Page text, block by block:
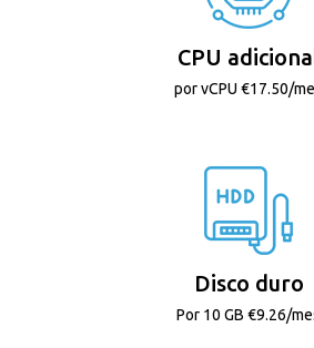
CPU
por vCPU €17.50/
Disco duro
Por 10 GB €9.26/